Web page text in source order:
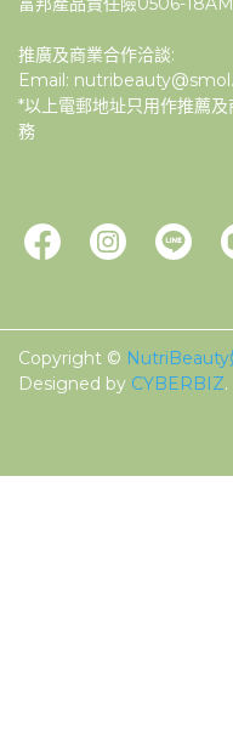
推廣及商業合作洽談:
Email:
*以上電郵地址只用作推薦
務
Copyright © NutriBeauty
Designed by CYBERBIZ.